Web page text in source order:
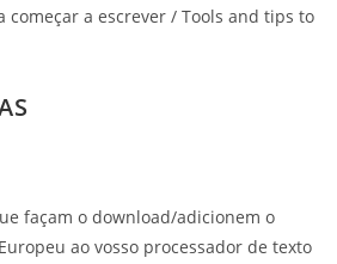
começar a escrever / Tools and tips to
façam o download/adicionem o
ao vosso processador de texto